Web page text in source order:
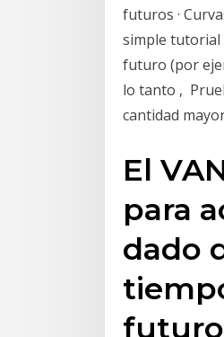
futuros ·
simple tutorial
futuro (por
lo tanto ,
cantidad
El
para
dado